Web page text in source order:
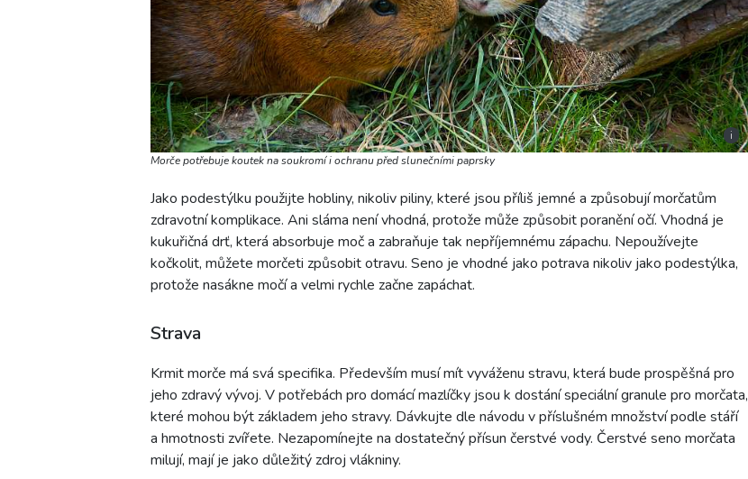
i
Morče potřebuje koutek na soukromí i ochranu před slunečními paprsky
Jako podestýlku použijte hobliny, nikoliv piliny, které jsou příliš jemné a způsobují morčatům
zdravotní komplikace. Ani sláma není vhodná, protože může způsobit poranění očí. Vhodná je
kukuřičná drť, která absorbuje moč a zabraňuje tak nepříjemnému zápachu. Nepoužívejte
kočkolit, můžete morčeti způsobit otravu. Seno je vhodné jako potrava nikoliv jako podestýlka,
protože nasákne močí a velmi rychle začne zapáchat.
Strava
Krmit morče má svá specifika. Především musí mít vyváženu stravu, která bude prospěšná pro
jeho zdravý vývoj. V potřebách pro domácí mazlíčky jsou k dostání speciální granule pro morčata,
které mohou být základem jeho stravy. Dávkujte dle návodu v příslušném množství podle stáří
a hmotnosti zvířete. Nezapomínejte na dostatečný přísun čerstvé vody. Čerstvé seno morčata
milují, mají je jako důležitý zdroj vlákniny.